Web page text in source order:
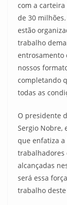
com a
de 30
estão
trabalho
entrosamento
nossos
completando
todas as
O presidente
Sergio Nobre,
que enfatiza
trabalhadores
alcançadas
será essa
trabalho